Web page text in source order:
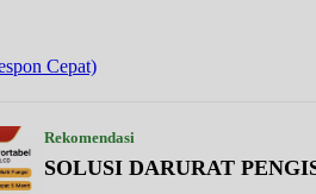
Cepat)
Rekomendasi
SOLUSI DARURAT